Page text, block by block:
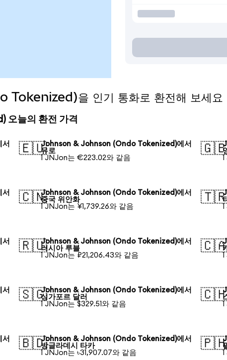
을 인기 통화로 환전해 보세요
오늘의 환전 가격
🇪🇺Johnson & Johnson (Ondo Tokenized)에서
유로
1 JNJon는 €223.02와 같음
🇨🇳Johnson & Johnson (Ondo Tokenized)에서
중국 위안화
1 JNJon는 ¥1,739.26와 같음
🇷🇺Johnson & Johnson (Ondo Tokenized)에서
러시아 루블
1 JNJon는 ₽21,206.43와 같음
🇸🇬Johnson & Johnson (Ondo Tokenized)에서
싱가포르 달러
1 JNJon는 $329.51와 같음
🇧🇩Johnson & Johnson (Ondo Tokenized)에서
방글라데시 타카
1 JNJon는 ৳31,907.07와 같음